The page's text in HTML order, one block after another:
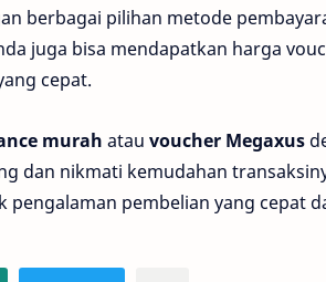
berbagai pilihan metode
juga bisa mendapatkan harga
cepat.
murah atau voucher Megaxus
dan nikmati kemudahan
pembelian yang cepat